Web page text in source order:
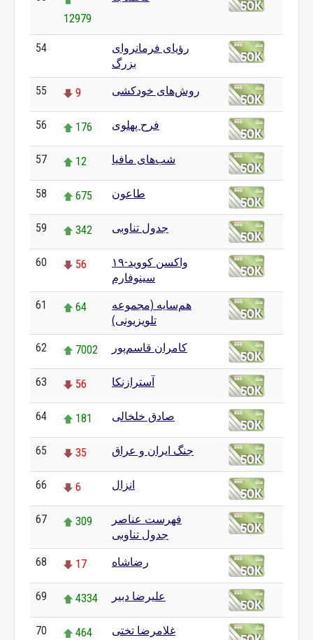
12979
54
رؤیای فرمانروای
بزرگ
55 9 روش‌های خودکشی
56 176 فرح پهلوی
57 12 شب‌های مافیا
58 675 طاعون
59 342 جدول تناوبی
60 56
واکسن کووید-۱۹
سینوفارم
61 64
هم‌سایه (مجموعه
تلویزیونی)
62 7002 کامران قاسم‌پور
63 56 آسترازنکا
64 181 صادق خلخالی
65 35 جنگ ایران و عراق
66 6 انزال
67 309
فهرست عناصر
جدول تناوبی
68 17 رضاشاه
69 4334 علیرضا دبیر
70 464 غلامرضا تختی